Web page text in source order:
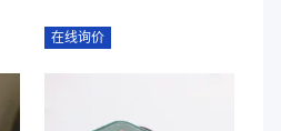
在线询价